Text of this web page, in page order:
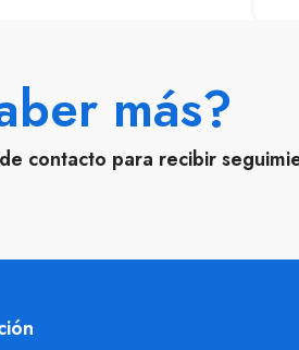
más?
contacto para recibir